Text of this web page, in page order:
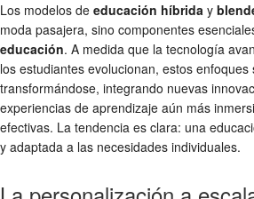
Los modelos de educación híbrida y
moda pasajera, sino componentes
educación. A medida que la tecnología
los estudiantes evolucionan, estos enfoques
transformándose, integrando nuevas
experiencias de aprendizaje aún más
efectivas. La tendencia es clara: una
y adaptada a las necesidades individuales.